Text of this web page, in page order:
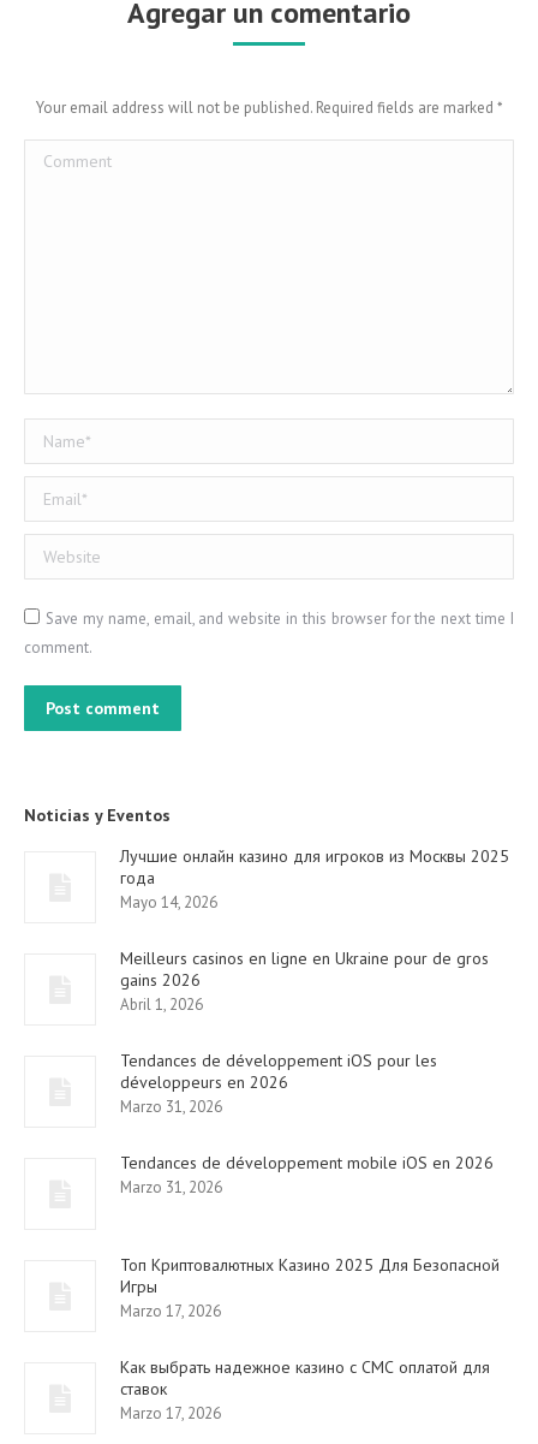
Agregar un comentario
Your email address will not be published. Required fields are marked *
Comment
Name *
Email *
Website
Save my name, email, and website in this browser for the next time I
comment.
Post comment
Noticias y Eventos
Лучшие онлайн казино для игроков из Москвы 2025
года
Mayo 14, 2026
Meilleurs casinos en ligne en Ukraine pour de gros
gains 2026
Abril 1, 2026
Tendances de développement iOS pour les
développeurs en 2026
Marzo 31, 2026
Tendances de développement mobile iOS en 2026
Marzo 31, 2026
Топ Криптовалютных Казино 2025 Для Безопасной
Игры
Marzo 17, 2026
Как выбрать надежное казино с СМС оплатой для
ставок
Marzo 17, 2026